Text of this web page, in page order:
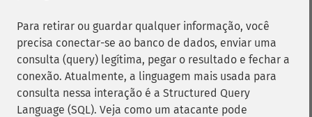
Para retirar ou guardar qualquer informação, você
precisa conectar-se ao banco de dados, enviar uma
consulta (query) legítima, pegar o resultado e fechar a
conexão. Atualmente, a linguagem mais usada para
consulta nessa interação é a Structured Query
Language (SQL). Veja como um atacante pode